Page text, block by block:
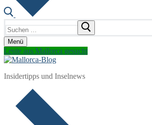
nach:
Menü
Leute aus Mallorca gesucht
Insidertipps und Inselnews